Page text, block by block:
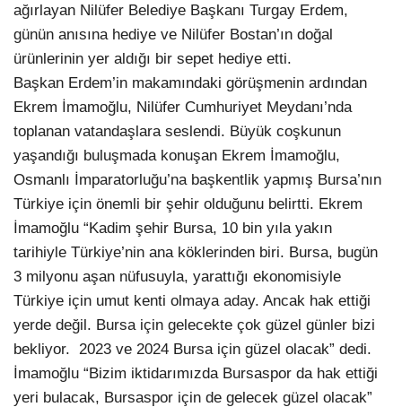
ağırlayan Nilüfer Belediye Başkanı Turgay Erdem,
günün anısına hediye ve Nilüfer Bostan’ın doğal
ürünlerinin yer aldığı bir sepet hediye etti.
Başkan Erdem’in makamındaki görüşmenin ardından
Ekrem İmamoğlu, Nilüfer Cumhuriyet Meydanı’nda
toplanan vatandaşlara seslendi. Büyük coşkunun
yaşandığı buluşmada konuşan Ekrem İmamoğlu,
Osmanlı İmparatorluğu’na başkentlik yapmış Bursa’nın
Türkiye için önemli bir şehir olduğunu belirtti. Ekrem
İmamoğlu “Kadim şehir Bursa, 10 bin yıla yakın
tarihiyle Türkiye’nin ana köklerinden biri. Bursa, bugün
3 milyonu aşan nüfusuyla, yarattığı ekonomisiyle
Türkiye için umut kenti olmaya aday. Ancak hak ettiği
yerde değil. Bursa için gelecekte çok güzel günler bizi
bekliyor. 2023 ve 2024 Bursa için güzel olacak” dedi.
İmamoğlu “Bizim iktidarımızda Bursaspor da hak ettiği
yeri bulacak, Bursaspor için de gelecek güzel olacak”